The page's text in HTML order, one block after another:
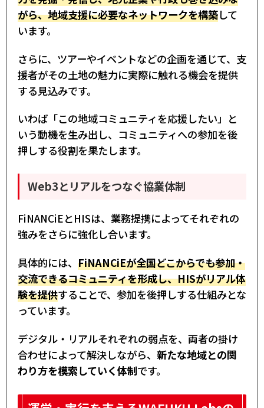
がら、地域支援に必要なネットワークを構築して
います。
さらに、ツアーやイベントなどの企画を通じて、支
援者がその土地の魅力に実際に触れる機会を提供
する見込みです。
いわば「この地域コミュニティを応援したい」と
いう動機を生み出し、コミュニティへの参加を後
押しする役割を果たします。
Web3とリアルをつなぐ協業体制
FiNANCiEとHISは、業務提携によってそれぞれの
強みをさらに強化し合います。
具体的には、 FiNANCiEが全国どこからでも参加・
交流できるコミュニティを形成し、HISがリアル体
験を提供することで、参加を後押しする仕組みとな
っています。
デジタル・リアルそれぞれの弱点を、両者の掛け
合わせによって解決しながら、 新たな地域との関
わり方を模索していく体制です。